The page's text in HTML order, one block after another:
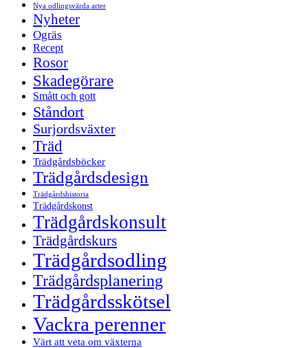
Nya odlingsvärda arter
Nyheter
Ogräs
Recept
Rosor
Skadegörare
Smått och gott
Ståndort
Surjordsväxter
Träd
Trädgårdsböcker
Trädgårdsdesign
Trädgårdshistoria
Trädgårdskonst
Trädgårdskonsult
Trädgårdskurs
Trädgårdsodling
Trädgårdsplanering
Trädgårdsskötsel
Vackra perenner
Värt att veta om växterna